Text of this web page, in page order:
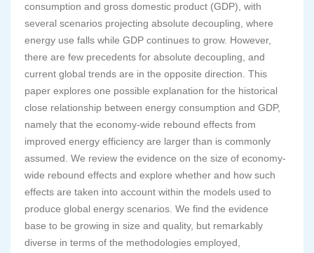
consumption and gross domestic product (GDP), with
several scenarios projecting absolute decoupling, where
energy use falls while GDP continues to grow. However,
there are few precedents for absolute decoupling, and
current global trends are in the opposite direction. This
paper explores one possible explanation for the historical
close relationship between energy consumption and GDP,
namely that the economy-wide rebound effects from
improved energy efficiency are larger than is commonly
assumed. We review the evidence on the size of economy-
wide rebound effects and explore whether and how such
effects are taken into account within the models used to
produce global energy scenarios. We find the evidence
base to be growing in size and quality, but remarkably
diverse in terms of the methodologies employed,